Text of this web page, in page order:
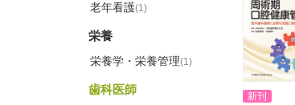
新刊
老年看護(1)
栄養
栄養学・栄養管理(1)
歯科医師